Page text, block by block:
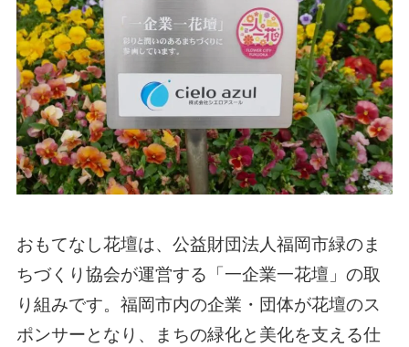
おもてなし花壇は、公益財団法人福岡市緑のま
ちづくり協会が運営する「一企業一花壇」の取
り組みです。福岡市内の企業・団体が花壇のス
ポンサーとなり、まちの緑化と美化を支える仕